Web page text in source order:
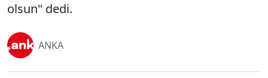
olsun" dedi.
ANKA